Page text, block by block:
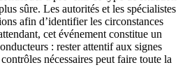
sûre. Les autorités et les spécialistes
afin d’identifier les circonstances
cet événement constitue un
: rester attentif aux signes
nécessaires peut faire toute la